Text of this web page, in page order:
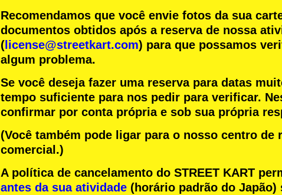
Recomendamos que você envie fotos da sua
documentos obtidos após a reserva de nossa
( license@streetkart.com) para que possamos
algum problema.
Se você deseja fazer uma reserva para datas
tempo suficiente para nos pedir para verificar.
confirmar por conta própria e sob sua própria
(Você também pode ligar para o nosso centro de
comercial.)
A política de cancelamento do STREET KART
antes da sua atividade (horário padrão do Japão)